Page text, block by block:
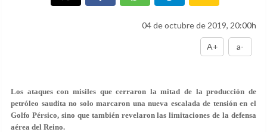
04 de octubre de 2019, 20:00h
A+ a-
Los ataques con misiles que cerraron la mitad de la producción de
petróleo saudita no solo marcaron una nueva escalada de tensión en el
Golfo Pérsico, sino que también revelaron las limitaciones de la defensa
aérea del Reino.